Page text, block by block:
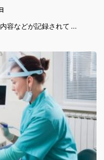
容などが記録されて …